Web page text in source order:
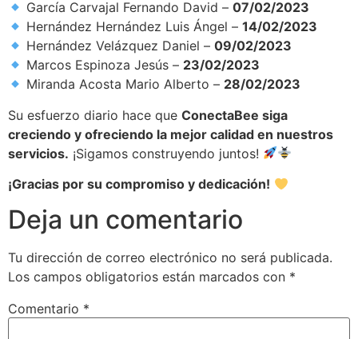
García Carvajal Fernando David –07/02/2023
Hernández Hernández Luis Ángel –14/02/2023
Hernández Velázquez Daniel –09/02/2023
Marcos Espinoza Jesús – 23/02/2023
Miranda Acosta Mario Alberto – 28/02/2023
Su esfuerzo diario hace que ConectaBee siga
creciendo y ofreciendo la mejor calidad en nuestros
servicios. ¡Sigamos construyendo juntos!
¡Gracias por su compromiso y dedicación!
Deja un comentario
Tu dirección de correo electrónico no será publicada.
Los campos obligatorios están marcados con *
Comentario *